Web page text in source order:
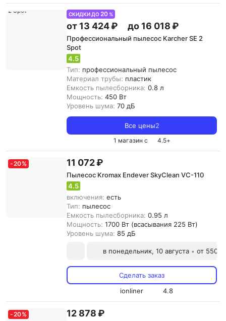
СКИДКИ ДО20 %
от 13 424 ₽ до 16 018 ₽
Профессиональный пылесос Karcher SE 2
Spot
4.5
Тип: профессиональный пылесос
Материал трубы: пластик
Емкость пылесборника: 0.8 л
Мощность: 450 Вт
Уровень шума: 70 дБ
Все цены2
1 магазин с 4.5+
-20% 11 072 ₽
Пылесос Kromax Endever SkyClean VC-110
4.5
включения: есть
Тип: пылесос
Емкость пылесборника: 0.95 л
Мощность: 1700 Вт (всасывания 225 Вт)
Уровень шума: 85 дБ
в понедельник, 10 августа • от 550 ₽
Сделать заказ
ionliner
4.8
-20% 12 878 ₽